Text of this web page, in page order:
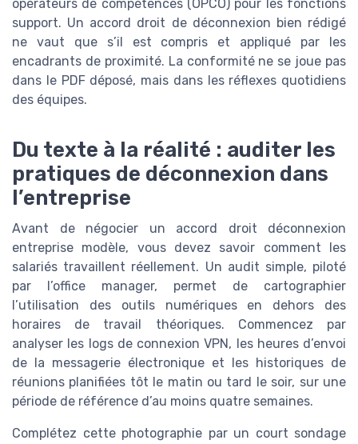
opérateurs de compétences (OPCO) pour les fonctions
support. Un accord droit de déconnexion bien rédigé
ne vaut que s’il est compris et appliqué par les
encadrants de proximité. La conformité ne se joue pas
dans le PDF déposé, mais dans les réflexes quotidiens
des équipes.
Du texte à la réalité : auditer les
pratiques de déconnexion dans
l’entreprise
Avant de négocier un accord droit déconnexion
entreprise modèle, vous devez savoir comment les
salariés travaillent réellement. Un audit simple, piloté
par l’office manager, permet de cartographier
l’utilisation des outils numériques en dehors des
horaires de travail théoriques. Commencez par
analyser les logs de connexion VPN, les heures d’envoi
de la messagerie électronique et les historiques de
réunions planifiées tôt le matin ou tard le soir, sur une
période de référence d’au moins quatre semaines.
Complétez cette photographie par un court sondage